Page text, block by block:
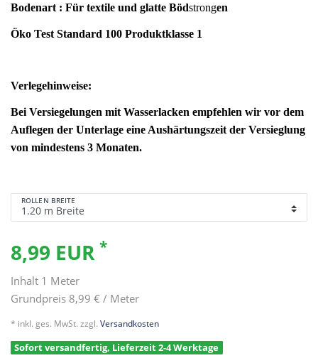
Bodenart : Für textile und glatte Bödstrongen
Öko Test Standard 100 Produktklasse 1
Verlegehinweise:
Bei Versiegelungen mit Wasserlacken empfehlen wir vor dem
Auflegen der Unterlage eine Aushärtungszeit der Versieglung
von mindestens 3 Monaten.
ROLLEN BREITE
8,99 EUR *
Inhalt 1 Meter
Grundpreis 8,99 € / Meter
* inkl. ges. MwSt. zzgl. Versandkosten
Sofort versandfertig, Lieferzeit 2-4 Werktage